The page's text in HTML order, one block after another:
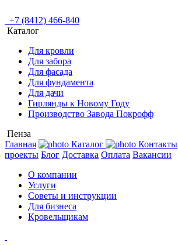
+7 (8412) 466-840
Каталог
Для кровли
Для забора
Для фасада
Для фундамента
Для дачи
Гирлянды к Новому Году
Производство Завода Покрофф
Пенза
Главная
Каталог Контакты
проекты Блог Доставка Оплата Вакансии
О компании
Услуги
Советы и инструкции
Для бизнеса
Кровельщикам